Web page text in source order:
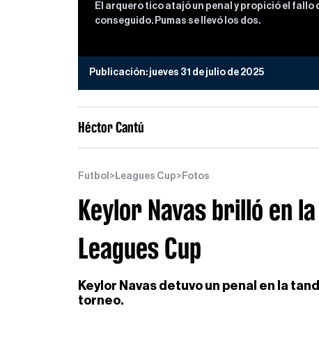
El arquero tico atajó un penal y propició el
conseguido. Pumas se llevó los dos.
Publicación: jueves 31 de julio de 2025
Héctor Cantú
Futbol > Leagues Cup> Fotos
Keylor Navas brilló en
Leagues Cup
Keylor Navas detuvo un penal en la
torneo.